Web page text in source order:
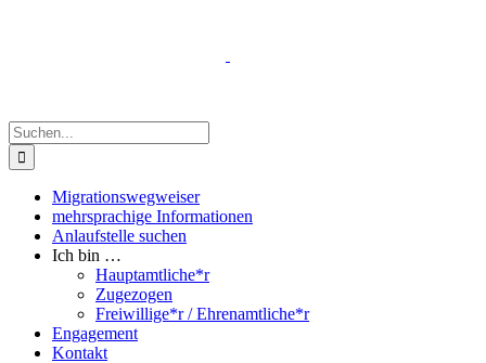
Suche
nach:
Migrationswegweiser
mehrsprachige Informationen
Anlaufstelle suchen
Ich bin …
Hauptamtliche*r
Zugezogen
Freiwillige*r / Ehrenamtliche*r
Engagement
Kontakt